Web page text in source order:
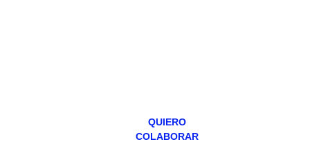
QUIERO
COLABORAR